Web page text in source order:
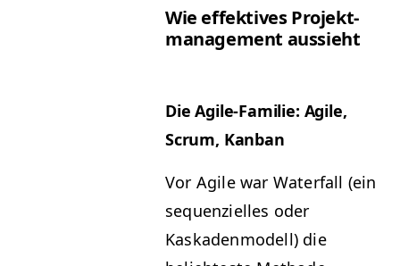
Wie effek­tives Pro­jek­t­
man­age­ment aussieht
Die Agile-Fam­i­lie: Agile,
Scrum, Kanban
Vor Agile war Water­fall (ein
sequen­zielles oder
Kaskaden­mod­ell) die